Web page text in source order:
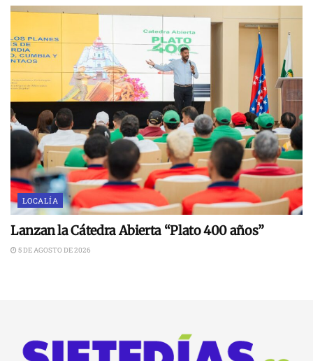
LOCALÍA
Lanzan la Cátedra Abierta “Plato 400 años”
5 DE AGOSTO DE 2026